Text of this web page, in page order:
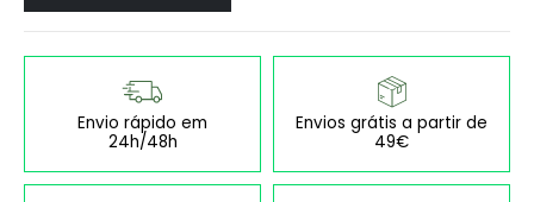
Envio rápido em
24h/48h
Envios grátis a partir de
49€